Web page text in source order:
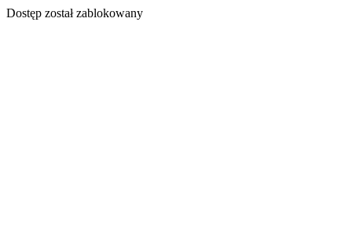
Dostęp został zablokowany